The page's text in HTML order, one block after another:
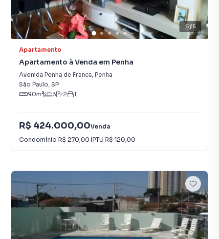
15
Apartamento
Apartamento à Venda em Penha
Avenida Penha de Franca, Penha
São Paulo, SP
90m² 3 2 1
R$ 424.000,00Venda
Condomínio R$ 270,00·IPTU R$ 120,00